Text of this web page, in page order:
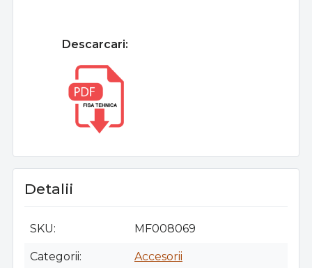
Descarcari:
Detalii
SKU MF008069
Categorii Accesorii